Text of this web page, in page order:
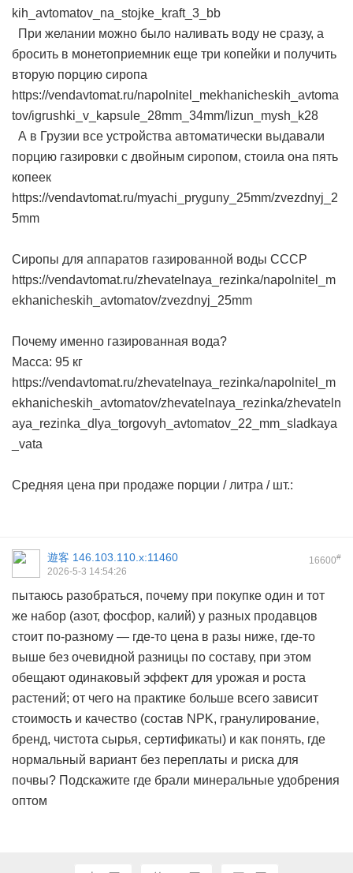
kih_avtomatov_na_stojke_kraft_3_bb
При желании можно было наливать воду не сразу, а
бросить в монетоприемник еще три копейки и получить
вторую порцию сиропа
https://vendavtomat.ru/napolnitel_mekhanicheskih_avtoma
tov/igrushki_v_kapsule_28mm_34mm/lizun_mysh_k28
А в Грузии все устройства автоматически выдавали
порцию газировки с двойным сиропом, стоила она пять
копеек
https://vendavtomat.ru/myachi_pryguny_25mm/zvezdnyj_2
5mm
Сиропы для аппаратов газированной воды СССР
https://vendavtomat.ru/zhevatelnaya_rezinka/napolnitel_m
ekhanicheskih_avtomatov/zvezdnyj_25mm
Почему именно газированная вода?
Масса: 95 кг
https://vendavtomat.ru/zhevatelnaya_rezinka/napolnitel_m
ekhanicheskih_avtomatov/zhevatelnaya_rezinka/zhevateln
aya_rezinka_dlya_torgovyh_avtomatov_22_mm_sladkaya
_vata
Средняя цена при продаже порции / литра / шт.:
16600#
遊客 146.103.110.x:11460
2026-5-3 14:54:26
пытаюсь разобраться, почему при покупке один и тот
же набор (азот, фосфор, калий) у разных продавцов
стоит по-разному — где-то цена в разы ниже, где-то
выше без очевидной разницы по составу, при этом
обещают одинаковый эффект для урожая и роста
растений; от чего на практике больше всего зависит
стоимость и качество (состав NPK, гранулирование,
бренд, чистота сырья, сертификаты) и как понять, где
нормальный вариант без переплаты и риска для
почвы? Подскажите где брали минеральные удобрения
оптом